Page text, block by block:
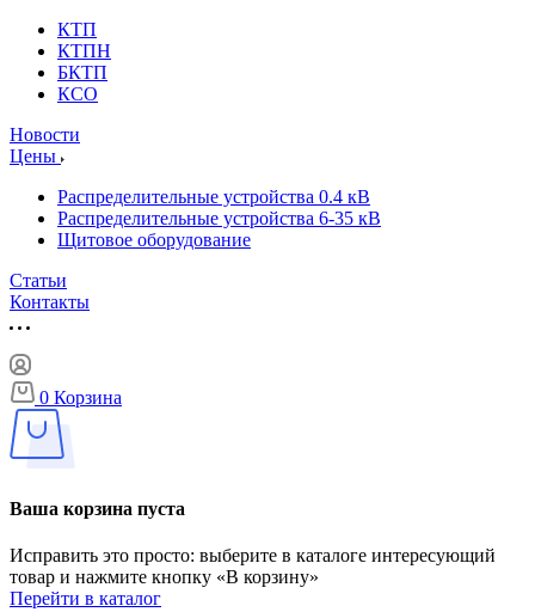
КТП
КТПН
БКТП
КСО
Новости
Цены
Распределительные устройства 0.4 кВ
Распределительные устройства 6-35 кВ
Щитовое оборудование
Статьи
Контакты
0 Корзина
Ваша корзина пуста
Исправить это просто: выберите в каталоге интересующий
товар и нажмите кнопку «В корзину»
Перейти в каталог